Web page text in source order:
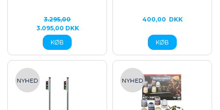
3.295,00
3.095,00 DKK
400,00 DKK